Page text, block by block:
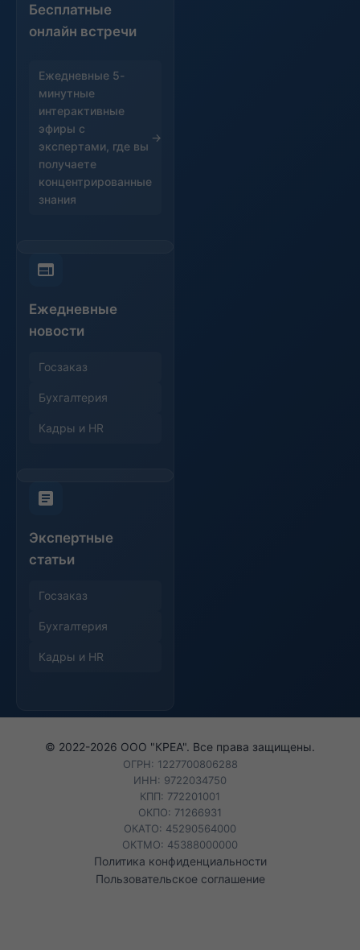
Бесплатные
онлайн встречи
Ежедневные 5-
минутные
интерактивные
эфиры с
экспертами, где вы
получаете
концентрированные
знания
Ежедневные
новости
Госзаказ
Бухгалтерия
Кадры и HR
Экспертные
статьи
Госзаказ
Бухгалтерия
Кадры и HR
© 2022-2026 ООО "КРЕА". Все права защищены.
ОГРН: 1227700806288
ИНН: 9722034750
КПП: 772201001
ОКПО: 71266931
ОКАТО: 45290564000
ОКТМО: 45388000000
Политика конфиденциальности
Пользовательское соглашение